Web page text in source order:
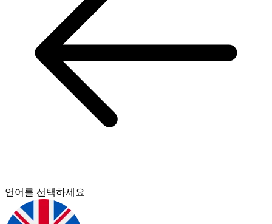
언어를 선택하세요